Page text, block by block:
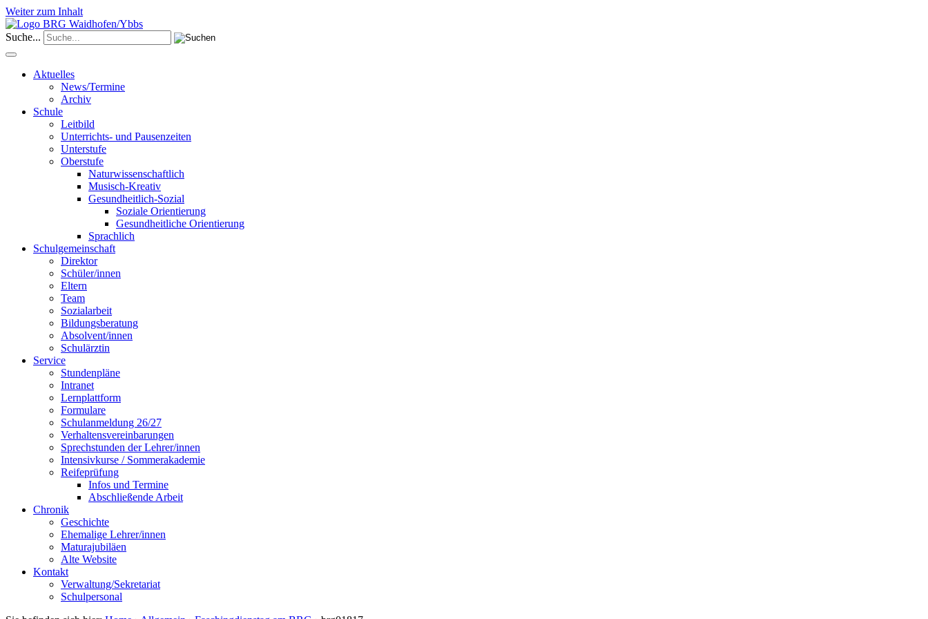
Weiter zum Inhalt
Suche...
Aktuelles
News/Termine
Archiv
Schule
Leitbild
Unterrichts- und Pausenzeiten
Unterstufe
Oberstufe
Naturwissenschaftlich
Musisch-Kreativ
Gesundheitlich-Sozial
Soziale Orientierung
Gesundheitliche Orientierung
Sprachlich
Schulgemeinschaft
Direktor
Schüler/innen
Eltern
Team
Sozialarbeit
Bildungsberatung
Absolvent/innen
Schulärztin
Service
Stundenpläne
Intranet
Lernplattform
Formulare
Schulanmeldung 26/27
Verhaltensvereinbarungen
Sprechstunden der Lehrer/innen
Intensivkurse / Sommerakademie
Reifeprüfung
Infos und Termine
Abschließende Arbeit
Chronik
Geschichte
Ehemalige Lehrer/innen
Maturajubiläen
Alte Website
Kontakt
Verwaltung/Sekretariat
Schulpersonal